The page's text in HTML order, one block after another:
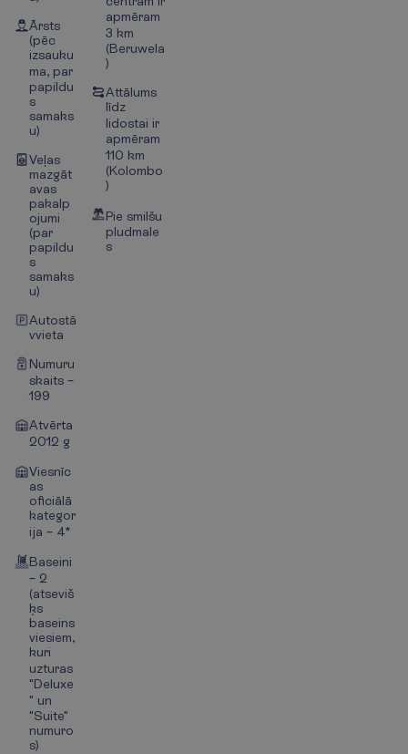
Ārsts
(pēc
izsauku
ma, par
papildu
s
samaks
u)
Veļas
mazgāt
avas
pakalp
ojumi
(par
papildu
s
samaks
u)
Autostā
vvieta
Numuru
skaits –
199
Atvērta
2012 g
Viesnīc
as
oficiālā
kategor
ija – 4*
Baseini
– 2
(atseviš
ķs
baseins
viesiem,
kuri
uzturas
"Deluxe
" un
"Suite"
numuro
s)
apmēram
3 km
(Beruwela
)
Attālums
līdz
lidostai ir
apmēram
110 km
(Kolombo
)
Pie smilšu
pludmale
s